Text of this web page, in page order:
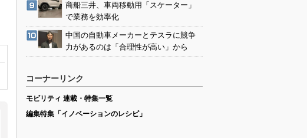
商船三井、車両移動用「スケーター」
で業務を効率化
中国の自動車メーカーとテスラに競争
力があるのは「合理性が高い」から
コーナーリンク
モビリティ 連載・特集一覧
編集特集「イノベーションのレシピ」